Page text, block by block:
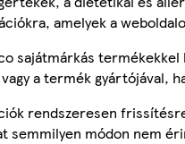
amelyek a
sajátmárkás
a termék gyártójával,
rendszeresen
semmilyen módon nem